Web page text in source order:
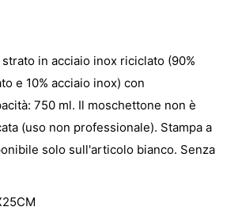
in acciaio inox riciclato (90%
e 10% acciaio inox) con
750 ml. Il moschettone non è
(uso non professionale). Stampa a
solo sull'articolo bianco. Senza